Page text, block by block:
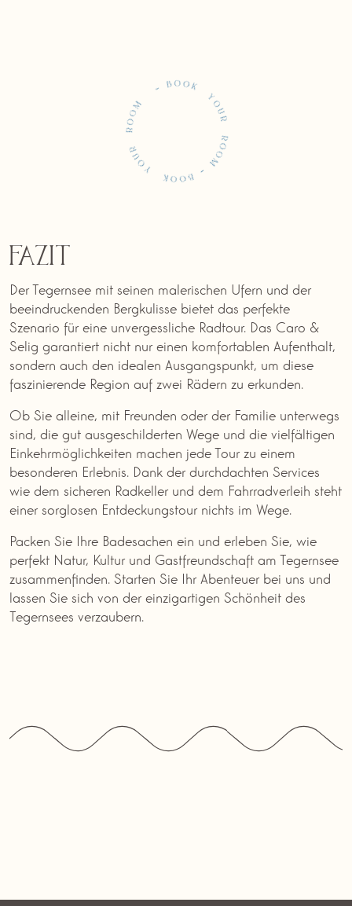
Buchen
Fazit
Der Tegernsee mit seinen malerischen Ufern und der
beeindruckenden Bergkulisse bietet das perfekte
Szenario für eine unvergessliche Radtour. Das Caro &
Selig garantiert nicht nur einen komfortablen Aufenthalt,
sondern auch den idealen Ausgangspunkt, um diese
faszinierende Region auf zwei Rädern zu erkunden.
Ob Sie alleine, mit Freunden oder der Familie unterwegs
sind, die gut ausgeschilderten Wege und die vielfältigen
Einkehrmöglichkeiten machen jede Tour zu einem
besonderen Erlebnis. Dank der durchdachten Services
wie dem sicheren Radkeller und dem Fahrradverleih steht
einer sorglosen Entdeckungstour nichts im Wege.
Packen Sie Ihre Badesachen ein und erleben Sie, wie
perfekt Natur, Kultur und Gastfreundschaft am Tegernsee
zusammenfinden. Starten Sie Ihr Abenteuer bei uns und
lassen Sie sich von der einzigartigen Schönheit des
Tegernsees verzaubern.